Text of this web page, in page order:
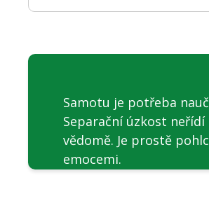
Samotu je potřeba
Separační úzkost neřídí
vědomě. Je prostě
emocemi.